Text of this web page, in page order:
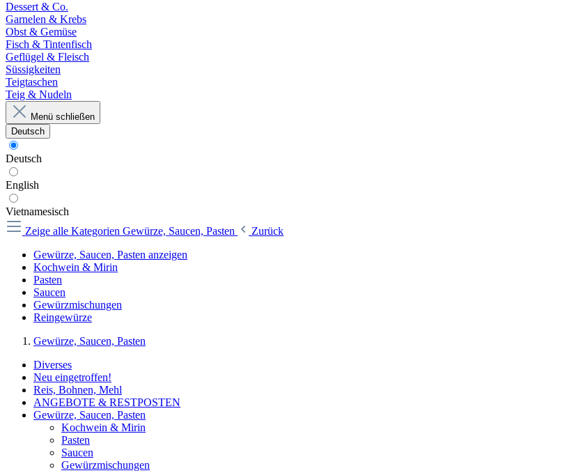
Dessert & Co.
Garnelen & Krebs
Obst & Gemüse
Fisch & Tintenfisch
Geflügel & Fleisch
Süssigkeiten
Teigtaschen
Teig & Nudeln
Menü schließen
Deutsch
Deutsch
English
Vietnamesisch
Zeige alle Kategorien Gewürze, Saucen, Pasten
Zurück
Gewürze, Saucen, Pasten anzeigen
Kochwein & Mirin
Pasten
Saucen
Gewürzmischungen
Reingewürze
Gewürze, Saucen, Pasten
Diverses
Neu eingetroffen!
Reis, Bohnen, Mehl
ANGEBOTE & RESTPOSTEN
Gewürze, Saucen, Pasten
Kochwein & Mirin
Pasten
Saucen
Gewürzmischungen